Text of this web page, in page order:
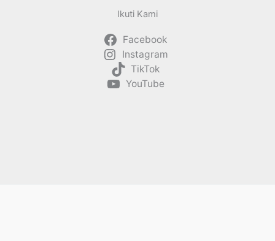
Ikuti Kami
Facebook
Instagram
TikTok
YouTube